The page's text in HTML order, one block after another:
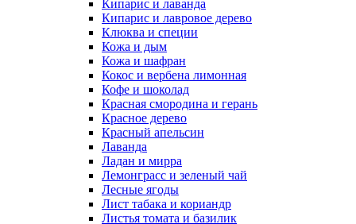
Кипарис и лаванда
Кипарис и лавровое дерево
Клюква и специи
Кожа и дым
Кожа и шафран
Кокос и вербена лимонная
Кофе и шоколад
Красная смородина и герань
Красное дерево
Красный апельсин
Лаванда
Ладан и мирра
Лемонграсс и зеленый чай
Лесные ягоды
Лист табака и кориандр
Листья томата и базилик